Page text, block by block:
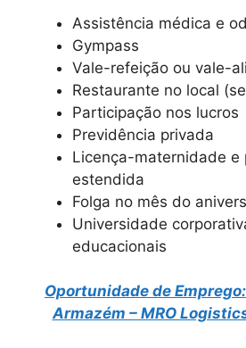
Assistência médica e
Gympass
Vale-refeição ou vale-
Restaurante no local
Participação nos lucros
Previdência privada
Licença-maternidade e
estendida
Folga no mês do
Universidade
educacionais
Oportunidade de
Armazém – MRO